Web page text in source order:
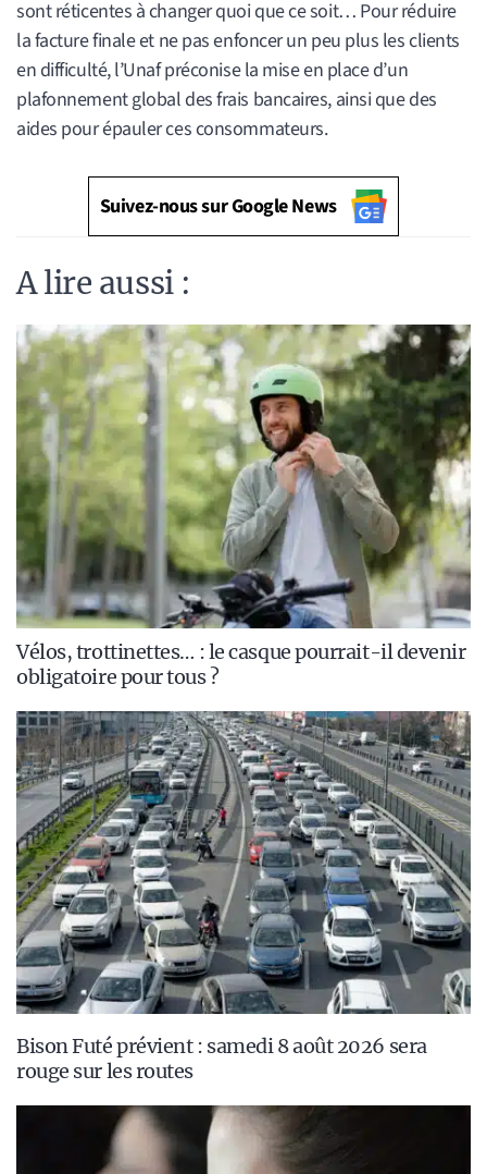
sont réticentes à changer quoi que ce soit… Pour réduire
la facture finale et ne pas enfoncer un peu plus les clients
en difficulté, l’Unaf préconise la mise en place d’un
plafonnement global des frais bancaires, ainsi que des
aides pour épauler ces consommateurs.
Suivez-nous sur Google News
A lire aussi :
Vélos, trottinettes… : le casque pourrait-il devenir
obligatoire pour tous ?
Bison Futé prévient : samedi 8 août 2026 sera
rouge sur les routes